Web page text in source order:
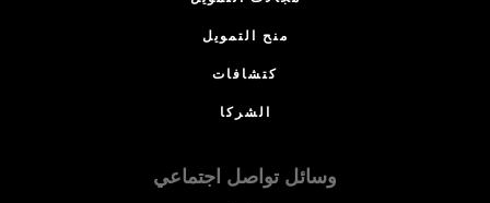
منح التمويل
كتشافات
الشركا
وسائل تواصل اجتماعي